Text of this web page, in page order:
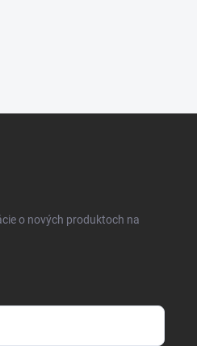
o nových produktoch na